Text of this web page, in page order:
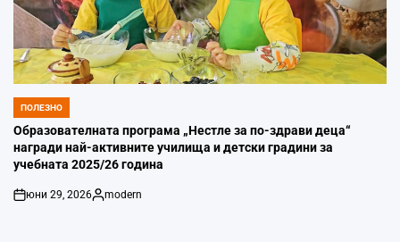
POSTED
IN
ПОЛЕЗНО
Образователната програма „Нестле за по-здрави деца“
награди най-активните училища и детски градини за
учебната 2025/26 година
on
юни 29, 2026
Posted
modern